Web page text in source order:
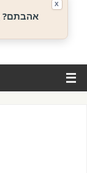
אהבתם?
X